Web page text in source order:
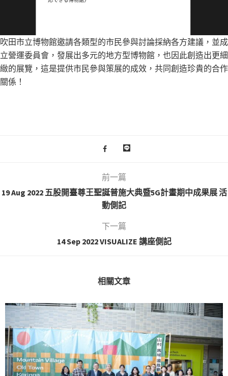
吹田市立博物館邀請各類型的市民參與討論採納各方建議，並成
立營運委員會，發展出多元的地方型博物館，也因此創造出更細
緻的展覽，這是提供市民參與策展的成效，共同創造珍貴的合作
關係！
前一篇
19 Aug 2022 五股開臺尊王聖誕普施大典暨5G計畫期中成果展 活
動側記
下一篇
14 Sep 2022 VISUALIZE 講座側記
相關文章